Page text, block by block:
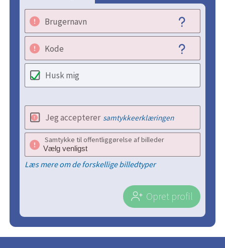
Brugernavn
Kode
Husk mig
Jeg accepterer samtykkeerklæringen
Samtykke til offentliggørelse af billeder
Læs mere om de forskellige billedtyper
Opret profil